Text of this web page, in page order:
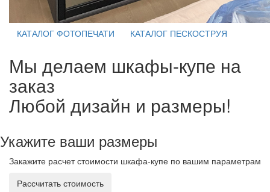
КАТАЛОГ ФОТОПЕЧАТИ КАТАЛОГ ПЕСКОСТРУЯ
Мы делаем шкафы-купе на
заказ
Любой дизайн и размеры!
Укажите ваши размеры
Закажите расчет стоимости шкафа-купе по вашим параметрам
Рассчитать стоимость